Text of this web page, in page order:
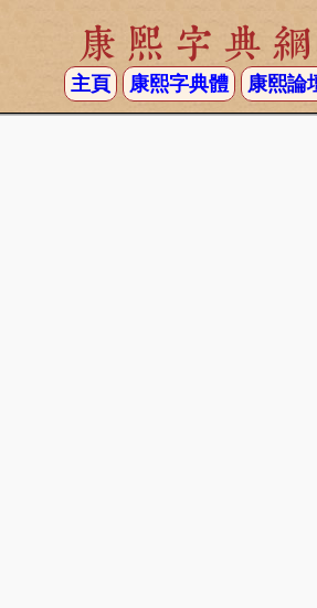
康熙字典
主頁 康熙字典體 康熙論